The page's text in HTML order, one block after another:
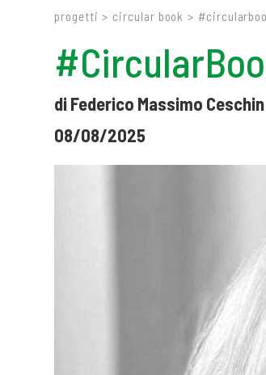
progetti > circular book >
di Federico Massimo Ceschin
08/08/2025